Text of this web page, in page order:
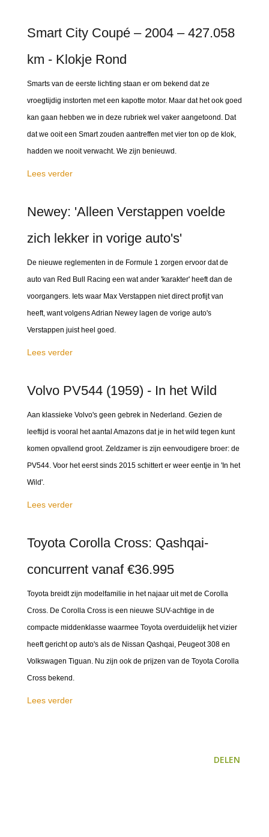
Smart City Coupé – 2004 – 427.058
km - Klokje Rond
Smarts van de eerste lichting staan er om bekend dat ze
vroegtijdig instorten met een kapotte motor. Maar dat het ook goed
kan gaan hebben we in deze rubriek wel vaker aangetoond. Dat
dat we ooit een Smart zouden aantreffen met vier ton op de klok,
hadden we nooit verwacht. We zijn benieuwd.
Lees verder
Newey: 'Alleen Verstappen voelde
zich lekker in vorige auto's'
De nieuwe reglementen in de Formule 1 zorgen ervoor dat de
auto van Red Bull Racing een wat ander 'karakter' heeft dan de
voorgangers. Iets waar Max Verstappen niet direct profijt van
heeft, want volgens Adrian Newey lagen de vorige auto's
Verstappen juist heel goed.
Lees verder
Volvo PV544 (1959) - In het Wild
Aan klassieke Volvo's geen gebrek in Nederland. Gezien de
leeftijd is vooral het aantal Amazons dat je in het wild tegen kunt
komen opvallend groot. Zeldzamer is zijn eenvoudigere broer: de
PV544. Voor het eerst sinds 2015 schittert er weer eentje in 'In het
Wild'.
Lees verder
Toyota Corolla Cross: Qashqai-
concurrent vanaf €36.995
Toyota breidt zijn modelfamilie in het najaar uit met de Corolla
Cross. De Corolla Cross is een nieuwe SUV-achtige in de
compacte middenklasse waarmee Toyota overduidelijk het vizier
heeft gericht op auto's als de Nissan Qashqai, Peugeot 308 en
Volkswagen Tiguan. Nu zijn ook de prijzen van de Toyota Corolla
Cross bekend.
Lees verder
DELEN